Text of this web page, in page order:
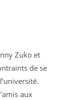
Zuko et
de se
aux